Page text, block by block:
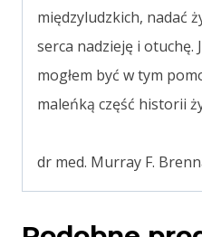
międzyludzkich, nadać
serca nadzieję i otuchę.
mogłem być w tym
maleńką część historii
dr med. Murray F.